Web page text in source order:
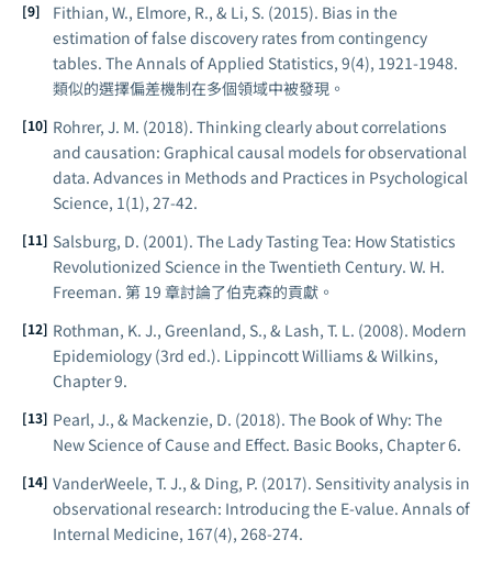
Fithian, W., Elmore, R., & Li, S. (2015). Bias in the
estimation of false discovery rates from contingency
tables. The Annals of Applied Statistics, 9(4), 1921-1948.
類似的選擇偏差機制在多個領域中被發現。
Rohrer, J. M. (2018). Thinking clearly about correlations
and causation: Graphical causal models for observational
data. Advances in Methods and Practices in Psychological
Science, 1(1), 27-42.
Salsburg, D. (2001). The Lady Tasting Tea: How Statistics
Revolutionized Science in the Twentieth Century. W. H.
Freeman. 第 19 章討論了伯克森的貢獻。
Rothman, K. J., Greenland, S., & Lash, T. L. (2008). Modern
Epidemiology (3rd ed.). Lippincott Williams & Wilkins,
Chapter 9.
Pearl, J., & Mackenzie, D. (2018). The Book of Why: The
New Science of Cause and Effect. Basic Books, Chapter 6.
VanderWeele, T. J., & Ding, P. (2017). Sensitivity analysis in
observational research: Introducing the E-value. Annals of
Internal Medicine, 167(4), 268-274.